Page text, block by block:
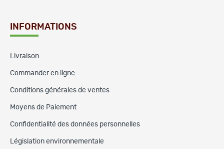
INFORMATIONS
Livraison
Commander en ligne
Conditions générales de ventes
Moyens de Paiement
Confidentialité des données personnelles
Législation environnementale